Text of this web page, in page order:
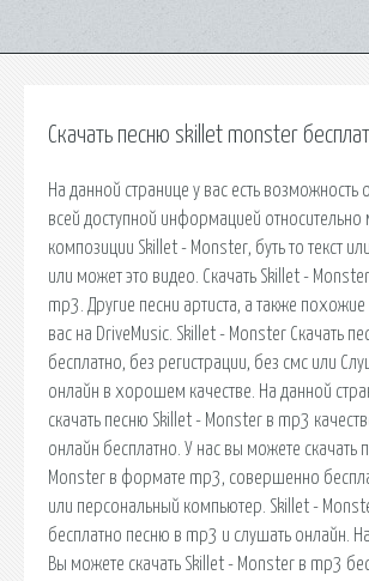
Скачать песню skillet monster
На данной странице у вас есть возможность
всей доступной информацией относительно
композиции Skillet - Monster, буть то текст
или может это видео. Скачать Skillet -
mp3. Другие песни артиста, а также
вас на DriveMusic. Skillet - Monster Скачать
бесплатно, без регистрации, без смс или
онлайн в хорошем качестве. На данной
скачать песню Skillet - Monster в mp3
онлайн бесплатно. У нас вы можете скачать
Monster в формате mp3, совершенно
или персональный компьютер. Skillet -
бесплатно песню в mp3 и слушать онлайн.
Вы можете скачать Skillet - Monster в mp3